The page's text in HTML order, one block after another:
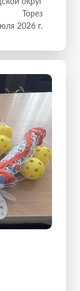
Торез
2026 г.